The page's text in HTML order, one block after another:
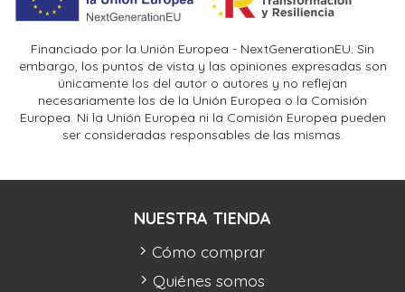
Financiado por la Unión Europea - NextGenerationEU. Sin
embargo, los puntos de vista y las opiniones expresadas son
únicamente los del autor o autores y no reflejan
necesariamente los de la Unión Europea o la Comisión
Europea. Ni la Unión Europea ni la Comisión Europea pueden
ser consideradas responsables de las mismas.
NUESTRA TIENDA
Cómo comprar
Quiénes somos